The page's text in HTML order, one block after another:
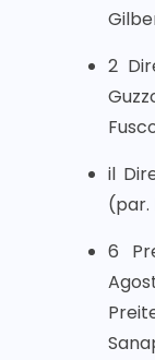
2
il
(par.
6